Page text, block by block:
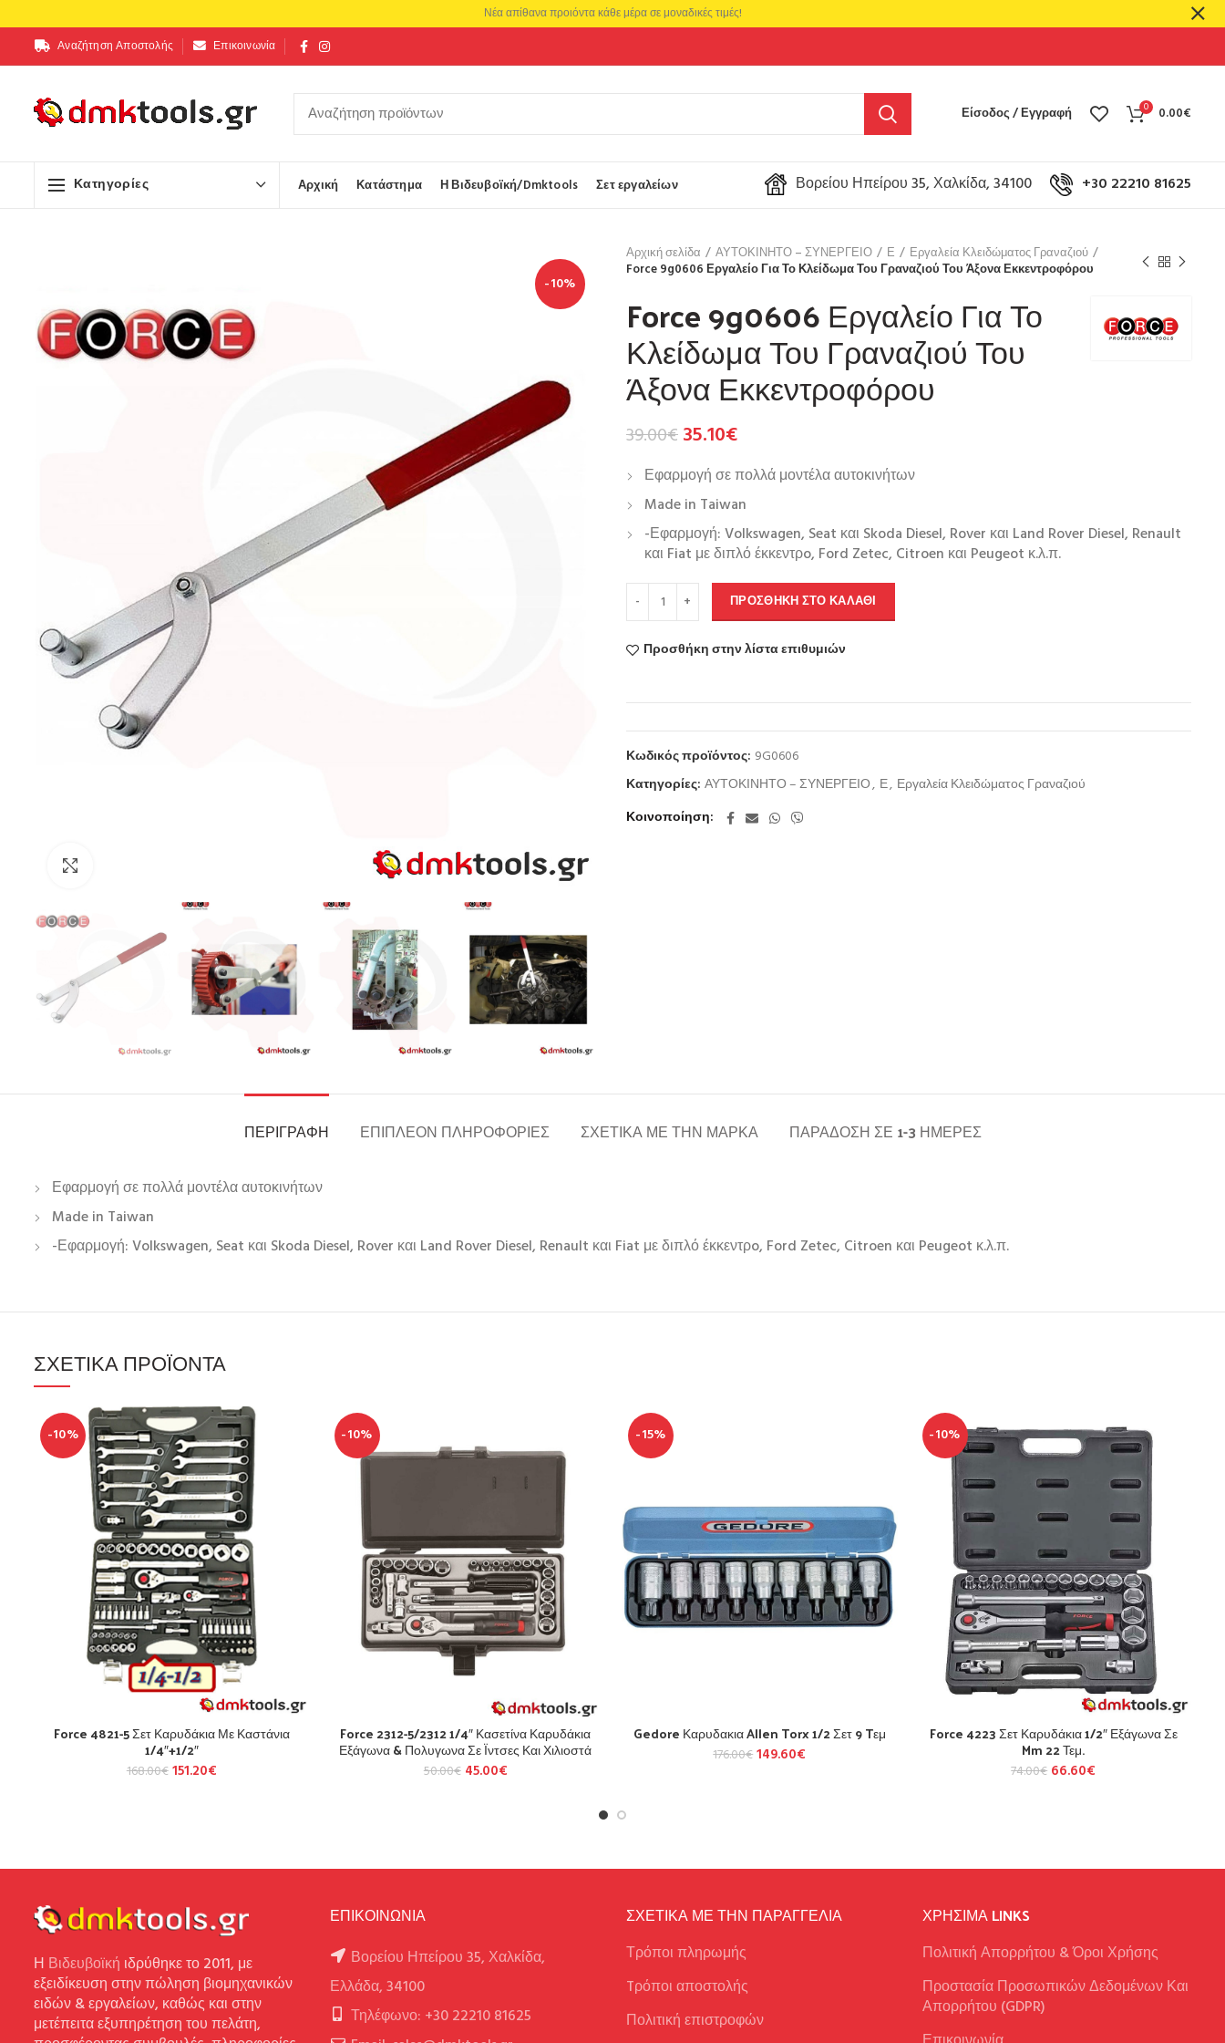
Αναζήτηση Αποστολής Επικοινωνία
Είσοδος / Εγγραφή 0 0.00€
Κατηγορίες Αρχική Κατάστημα Η Βιδευβοϊκή/Dmktools Σετ εργαλείων Βορείου Ηπείρου 35, Χαλκίδα, 34100 +30 22210 81625
-10%
Αρχική σελίδα ΑΥΤΟΚΙΝΗΤΟ – ΣΥΝΕΡΓΕΙΟ Ε
Εργαλεία Κλειδώματος Γραναζιού
Force 9g0606 Εργαλείο Για Το Κλείδωμα Του Γραναζιού Του Άξονα Εκκεντροφόρου
Force 9g0606 Εργαλείο Για Το
Κλείδωμα Του Γραναζιού Του
Άξονα Εκκεντροφόρου
39.00€35.10€
Εφαρμογή σε πολλά μοντέλα αυτοκινήτων
Made in Taiwan
-Εφαρμογή: Volkswagen, Seat και Skoda Diesel, Rover και Land Rover Diesel, Renault
και Fiat με διπλό έκκεντρo, Ford Zetec, Citroen και Peugeot κ.λ.π.
ΠΡΟΣΘΉΚΗ ΣΤΟ ΚΑΛΆΘΙ
Προσθήκη στην λίστα επιθυμιών
Κωδικός προϊόντος: 9G0606
Κατηγορίες: ΑΥΤΟΚΙΝΗΤΟ – ΣΥΝΕΡΓΕΙΟ, Ε, Εργαλεία Κλειδώματος Γραναζιού
Κοινοποίηση
ΠΕΡΙΓΡΑΦΉ ΕΠΙΠΛΈΟΝ ΠΛΗΡΟΦΟΡΊΕΣ ΣΧΕΤΙΚΆ ΜΕ ΤΗΝ ΜΆΡΚΑ ΠΑΡΆΔΟΣΗ ΣΕ 1-3 ΗΜΈΡΕΣ
Εφαρμογή σε πολλά μοντέλα αυτοκινήτων
Made in Taiwan
-Εφαρμογή: Volkswagen, Seat και Skoda Diesel, Rover και Land Rover Diesel, Renault και Fiat με διπλό έκκεντρo, Ford Zetec, Citroen και Peugeot κ.λ.π.
ΣΧΕΤΙΚΆ ΠΡΟΪΌΝΤΑ
-10%
Force 4821-5 Σετ Καρυδάκια Με Καστάνια
1/4″+1/2″
168.00€ 151.20€
-10%
Force 2312-5/2312 1/4″ Κασετίνα Καρυδάκια
Εξάγωνα & Πολυγωνα Σε Ϊντσες Και Χιλιοστά
50.00€ 45.00€
-15%
Gedore Καρυδακια Allen Torx 1/2 Σετ 9 Tεμ
176.00€ 149.60€
-10%
Force 4223 Σετ Καρυδάκια 1/2″ Εξάγωνα Σε
Mm 22 Τεμ.
74.00€ 66.60€
Η Βιδευβοϊκή ιδρύθηκε το 2011, με
εξειδίκευση στην πώληση βιομηχανικών
ειδών & εργαλείων, καθώς και στην
μετέπειτα εξυπηρέτηση του πελάτη,
ΕΠΙΚΟΙΝΩΝΙΑ
Βορείου Ηπείρου 35, Χαλκίδα,
Ελλάδα, 34100
Τηλέφωνο: +30 22210 81625
ΣΧΕΤΙΚΑ ΜΕ ΤΗΝ ΠΑΡΑΓΓΕΛΙΑ
Τρόποι πληρωμής
Tρόποι αποστολής
Πολιτική επιστροφών
ΧΡΉΣΙΜΑ LINKS
Πολιτική Απορρήτου & Όροι Χρήσης
Προστασία Προσωπικών Δεδομένων Και
Απορρήτου (GDPR)
Νέα απίθανα προιόντα κάθε μέρα σε μοναδικές τιμές!